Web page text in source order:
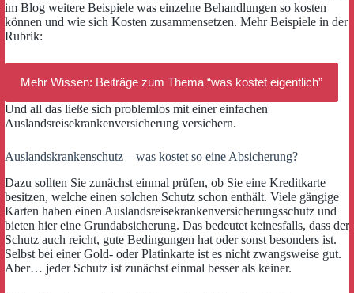
im Blog weitere Beispiele was einzelne Behandlungen so kosten
können und wie sich Kosten zusammensetzen. Mehr Beispiele in der
Rubrik:
Mehr Wissen: Beiträge zum Thema “was kostet eigentlich”
Und all das ließe sich problemlos mit einer einfachen
Auslandsreisekrankenversicherung versichern.
Auslandskrankenschutz – was kostet so eine Absicherung?
Dazu sollten Sie zunächst einmal prüfen, ob Sie eine Kreditkarte
besitzen, welche einen solchen Schutz schon enthält. Viele gängige
Karten haben einen Auslandsreisekrankenversicherungsschutz und
bieten hier eine Grundabsicherung. Das bedeutet keinesfalls, dass der
Schutz auch reicht, gute Bedingungen hat oder sonst besonders ist.
Selbst bei einer Gold- oder Platinkarte ist es nicht zwangsweise gut.
Aber… jeder Schutz ist zunächst einmal besser als keiner.